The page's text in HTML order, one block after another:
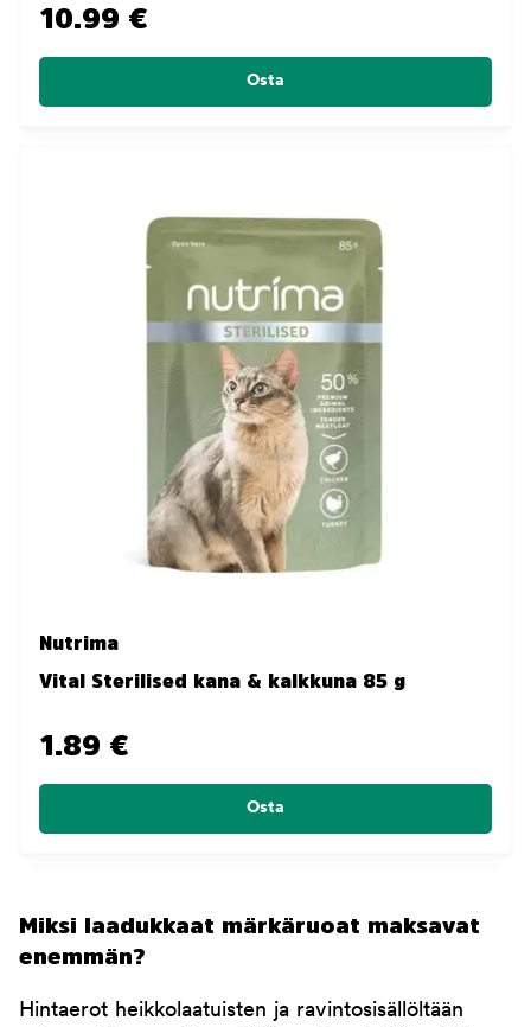
10.99 €
Osta
Nutrima
Vital Sterilised kana & kalkkuna 85 g
1.89 €
Osta
Miksi laadukkaat märkäruoat maksavat
enemmän?
Hintaerot heikkolaatuisten ja ravintosisällöltään